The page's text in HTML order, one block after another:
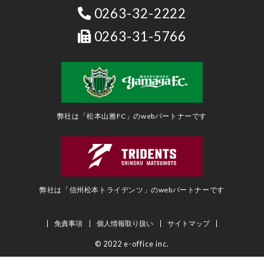
0263-32-2222
0263-31-5766
弊社は「松本山雅FC」のwebパートナーです
弊社は「信州松本トライデンツ」のwebパートナーです
免責事項 個人情報取り扱い サイトマップ
© 2022 e-office inc.